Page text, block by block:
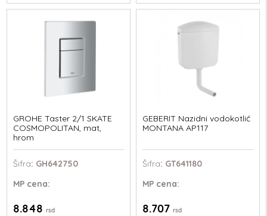
GROHE Taster 2/1 SKATE
COSMOPOLITAN, mat,
hrom
Šifra: GH642750
MP cena:
8.848rsd
GEBERIT Nazidni vodokotlić
MONTANA AP117
Šifra: GT641180
MPcena:
8.707 rsd